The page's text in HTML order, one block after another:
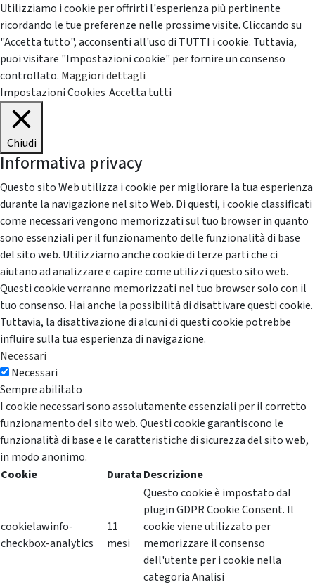
Utilizziamo i cookie per offrirti l'esperienza più pertinente
ricordando le tue preferenze nelle prossime visite. Cliccando su
"Accetta tutto", acconsenti all'uso di TUTTI i cookie. Tuttavia,
puoi visitare "Impostazioni cookie" per fornire un consenso
controllato. Maggiori dettagli
Impostazioni Cookies Accetta tutti
Chiudi
Informativa privacy
Questo sito Web utilizza i cookie per migliorare la tua esperienza
durante la navigazione nel sito Web. Di questi, i cookie classificati
come necessari vengono memorizzati sul tuo browser in quanto
sono essenziali per il funzionamento delle funzionalità di base
del sito web. Utilizziamo anche cookie di terze parti che ci
aiutano ad analizzare e capire come utilizzi questo sito web.
Questi cookie verranno memorizzati nel tuo browser solo con il
tuo consenso. Hai anche la possibilità di disattivare questi cookie.
Tuttavia, la disattivazione di alcuni di questi cookie potrebbe
influire sulla tua esperienza di navigazione.
Necessari
Necessari
Sempre abilitato
I cookie necessari sono assolutamente essenziali per il corretto
funzionamento del sito web. Questi cookie garantiscono le
funzionalità di base e le caratteristiche di sicurezza del sito web,
in modo anonimo.
Cookie
DurataDescrizione
cookielawinfo-
checkbox-analytics
11
mesi
Questo cookie è impostato dal
plugin GDPR Cookie Consent. Il
cookie viene utilizzato per
memorizzare il consenso
dell'utente per i cookie nella
categoria Analisi